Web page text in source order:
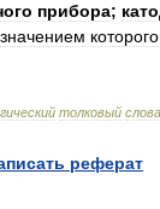
прибора;
которого
толковый
реферат